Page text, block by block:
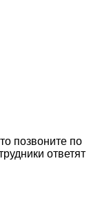
позвоните по
ответят